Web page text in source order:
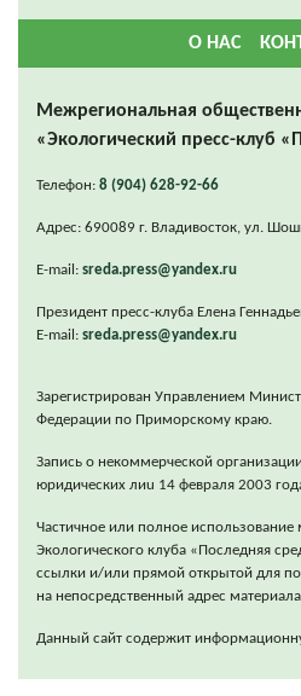
О НАС
Межрегиональная
«Экологический пресс-клуб
Телефон: 8 (904) 628-92-66
Адрес: 690089 г. Владивосток, ул.
E-mail: sreda.press@yandex.ru
Президент пресс-клуба Елена
E-mail: sreda.press@yandex.ru
Зарегистрирован Управлением
Федерации по Приморскому краю.
Запись о некоммерческой
юридических лиu 14 февраля 2003
Частичное или полное использование
Экологического клуба «Последняя
ссылки и/или прямой открытой для
на непосредственный адрес
Данный сайт содержит